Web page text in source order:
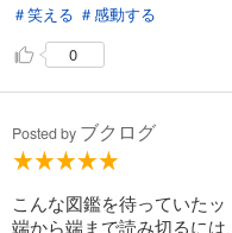
＃笑える ＃感動する
0
Posted by ブクログ
こんな図鑑を待っていたッ
端から端まで読み切るに